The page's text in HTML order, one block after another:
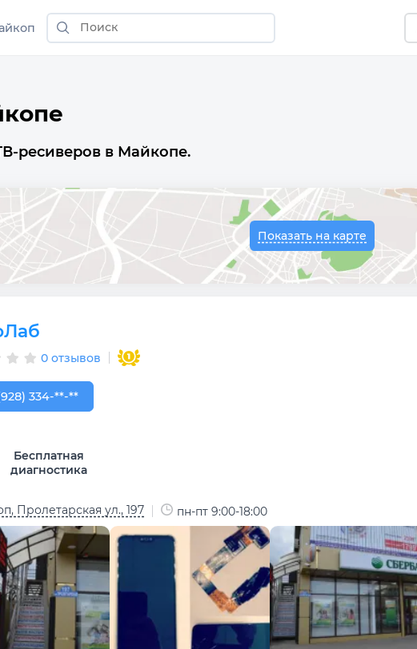
ресиверов в Майкопе.
Показать на карте
0 отзывов
334-99-00
334-**-**
Бесплатная
диагностика
Пролетарская ул., 197 пн-пт 9:00-18:00